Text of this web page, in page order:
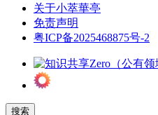
关于小萃華亭
免责声明
粤ICP备2025468875号-2
搜索